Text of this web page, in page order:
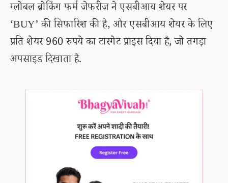
ग्लोबल ब्रोकिंग फर्म जेफरीज ने एसबीआय शेयर पर
‘BUY’ की सिफारिश की है, और एसबीआय शेयर के लिए
प्रति शेयर 960 रुपये का टारगेट प्राइस दिया है, जो तगड़ा
अपसाइड दिखाता है.